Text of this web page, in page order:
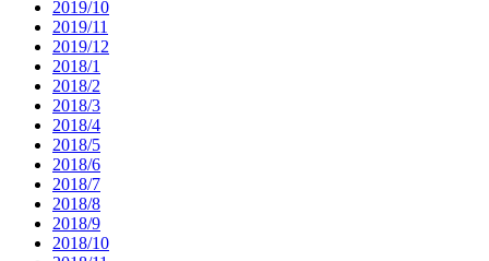
2019/10
2019/11
2019/12
2018/1
2018/2
2018/3
2018/4
2018/5
2018/6
2018/7
2018/8
2018/9
2018/10